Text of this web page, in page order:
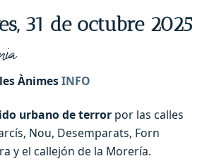
31 de octubre 2025
ÀnimesINFO
urbano de terror por las calles
Nou, Desemparats, Forn
y el callejón de la Morería.